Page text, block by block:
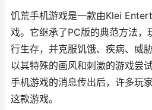
饥荒手机游戏是一款由Klei
戏。它继承了PC版的典范方法，
行生存，并克服饥饿、疾病、威
以其特殊的画风和刺激的游戏尝
手机游戏的消息传出后，许多玩
这款游戏。